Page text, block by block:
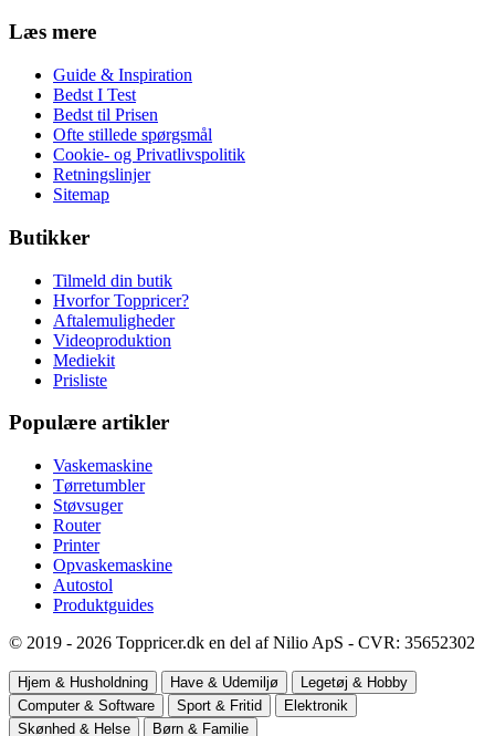
Læs mere
Guide & Inspiration
Bedst I Test
Bedst til Prisen
Ofte stillede spørgsmål
Cookie- og Privatlivspolitik
Retningslinjer
Sitemap
Butikker
Tilmeld din butik
Hvorfor Toppricer?
Aftalemuligheder
Videoproduktion
Mediekit
Prisliste
Populære artikler
Vaskemaskine
Tørretumbler
Støvsuger
Router
Printer
Opvaskemaskine
Autostol
Produktguides
© 2019 - 2026 Toppricer.dk en del af Nilio ApS - CVR: 35652302
Hjem & Husholdning Have & Udemiljø
Legetøj & Hobby
Computer & Software
Sport & Fritid
Elektronik
Skønhed & Helse
Børn & Familie